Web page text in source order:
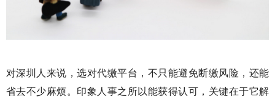
对深圳人来说，选对代缴平台，不只能避免断缴风险，还能
省去不少麻烦。印象人事之所以能获得认可，关键在于它解